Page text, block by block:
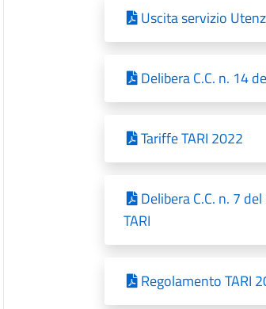
Uscita servizio
Delibera C.C. n. 14
Tariffe TARI 2022
Delibera C.C. n. 7
TARI
Regolamento TARI